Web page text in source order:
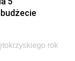
Polityki
Budownictwa
rok